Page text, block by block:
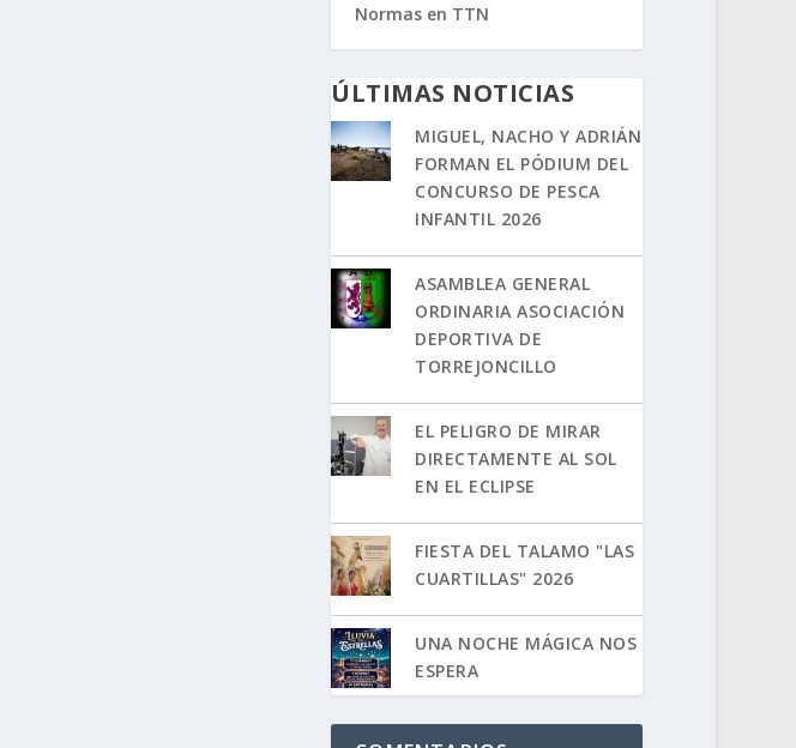
Normas en TTN
ÚLTIMAS NOTICIAS
MIGUEL, NACHO Y ADRIÁN
FORMAN EL PÓDIUM DEL
CONCURSO DE PESCA
INFANTIL 2026
ASAMBLEA GENERAL
ORDINARIA ASOCIACIÓN
DEPORTIVA DE
TORREJONCILLO
EL PELIGRO DE MIRAR
DIRECTAMENTE AL SOL
EN EL ECLIPSE
FIESTA DEL TALAMO "LAS
CUARTILLAS" 2026
UNA NOCHE MÁGICA NOS
ESPERA